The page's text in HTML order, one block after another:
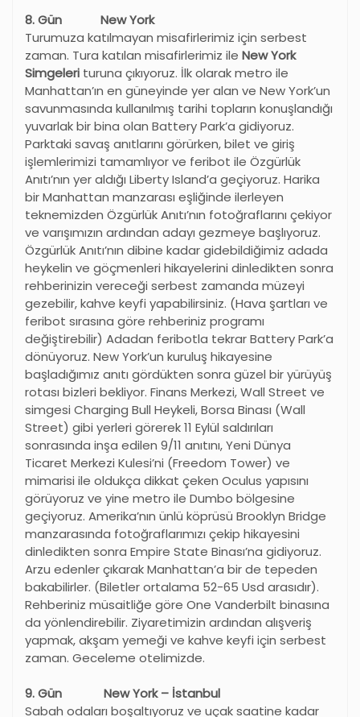
8. Gün New York
Turumuza katılmayan misafirlerimiz için serbest
zaman. Tura katılan misafirlerimiz ile New York
Simgeleri turuna çıkıyoruz. İlk olarak metro ile
Manhattan’ın en güneyinde yer alan ve New York’un
savunmasında kullanılmış tarihi topların konuşlandığı
yuvarlak bir bina olan Battery Park’a gidiyoruz.
Parktaki savaş anıtlarını görürken, bilet ve giriş
işlemlerimizi tamamlıyor ve feribot ile Özgürlük
Anıtı’nın yer aldığı Liberty Island’a geçiyoruz. Harika
bir Manhattan manzarası eşliğinde ilerleyen
teknemizden Özgürlük Anıtı’nın fotoğraflarını çekiyor
ve varışımızın ardından adayı gezmeye başlıyoruz.
Özgürlük Anıtı’nın dibine kadar gidebildiğimiz adada
heykelin ve göçmenleri hikayelerini dinledikten sonra
rehberinizin vereceği serbest zamanda müzeyi
gezebilir, kahve keyfi yapabilirsiniz. (Hava şartları ve
feribot sırasına göre rehberiniz programı
değiştirebilir) Adadan feribotla tekrar Battery Park’a
dönüyoruz. New York’un kuruluş hikayesine
başladığımız anıtı gördükten sonra güzel bir yürüyüş
rotası bizleri bekliyor. Finans Merkezi, Wall Street ve
simgesi Charging Bull Heykeli, Borsa Binası (Wall
Street) gibi yerleri görerek 11 Eylül saldırıları
sonrasında inşa edilen 9/11 anıtını, Yeni Dünya
Ticaret Merkezi Kulesi’ni (Freedom Tower) ve
mimarisi ile oldukça dikkat çeken Oculus yapısını
görüyoruz ve yine metro ile Dumbo bölgesine
geçiyoruz. Amerika’nın ünlü köprüsü Brooklyn Bridge
manzarasında fotoğraflarımızı çekip hikayesini
dinledikten sonra Empire State Binası’na gidiyoruz.
Arzu edenler çıkarak Manhattan’a bir de tepeden
bakabilirler. (Biletler ortalama 52-65 Usd arasıdır).
Rehberiniz müsaitliğe göre One Vanderbilt binasına
da yönlendirebilir. Ziyaretimizin ardından alışveriş
yapmak, akşam yemeği ve kahve keyfi için serbest
zaman. Geceleme otelimizde.
9. Gün New York – İstanbul
Sabah odaları boşaltıyoruz ve uçak saatine kadar